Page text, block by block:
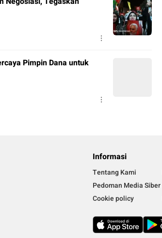
Pimpin Dana untuk
Informasi
Tentang Kami
Pedoman Media Siber
Cookie policy